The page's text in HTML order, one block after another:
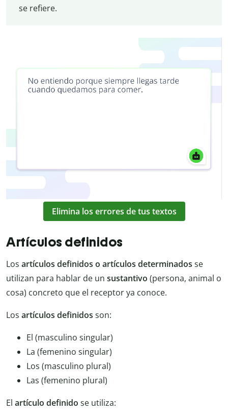
se refiere.
Elimina los errores de tus textos
Artículos definidos
Los artículos definidos o artículos determinados se
utilizan para hablar de un sustantivo (persona, animal o
cosa) concreto que el receptor ya conoce.
Los artículos definidos son:
El (masculino singular)
La (femenino singular)
Los (masculino plural)
Las (femenino plural)
El artículo definido se utiliza: